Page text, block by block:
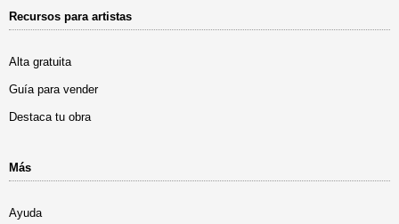
Recursos para artistas
Alta gratuita
Guía para vender
Destaca tu obra
Más
Ayuda